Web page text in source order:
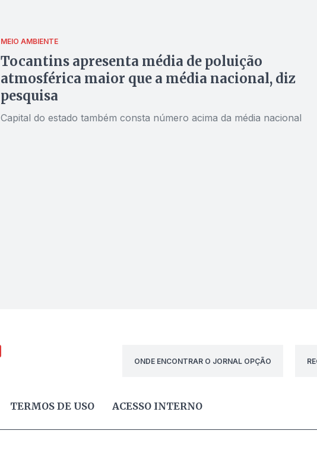
MEIO AMBIENTE
Tocantins apresenta média de poluição
atmosférica maior que a média nacional, diz
pesquisa
Capital do estado também consta número acima da média nacional
ONDE ENCONTRAR O JORNAL OPÇÃO
TERMOS DE USO ACESSO INTERNO